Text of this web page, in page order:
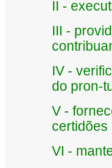
II -
III -
IV -
do pron-
V -
certidões
VI -